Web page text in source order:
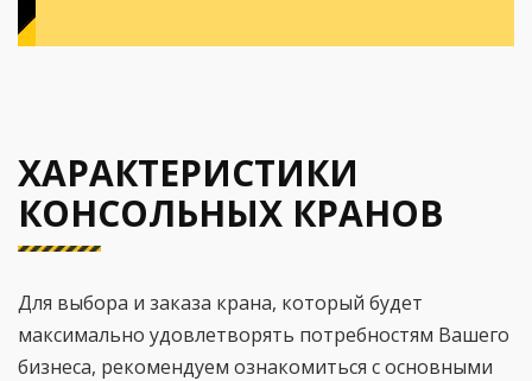
ХАРАКТЕРИСТИКИ
КОНСОЛЬНЫХ КРАНОВ
Для выбора и заказа крана, который будет
максимально удовлетворять потребностям Вашего
бизнеса, рекомендуем ознакомиться с основными